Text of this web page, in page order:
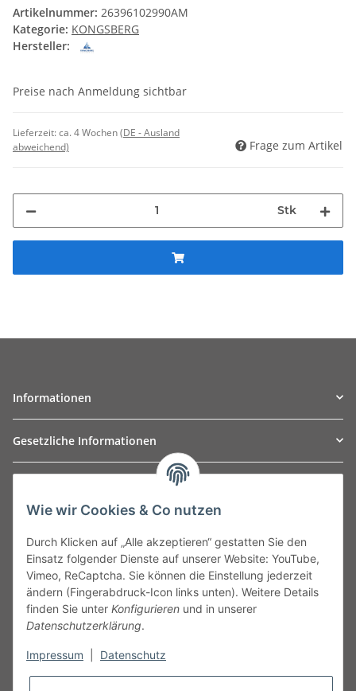
Artikelnummer: 26396102990AM
Kategorie: KONGSBERG
Hersteller:
Preise nach Anmeldung sichtbar
Lieferzeit:ca. 4 Wochen(DE - Ausland
abweichend)
Frage zum Artikel
Stk
Informationen
Gesetzliche Informationen
Leibnizstraße 2a
Germany
Phone:+49 40 5287270
Fax:+49 40 5281050
Email:sales@tow-automotive.de
Wie wir Cookies & Co nutzen
Durch Klicken auf „Alle akzeptieren“ gestatten Sie den
Einsatz folgender Dienste auf unserer Website: YouTube,
Vimeo, ReCaptcha. Sie können die Einstellung jederzeit
ändern (Fingerabdruck-Icon links unten). Weitere Details
finden Sie unter Konfigurieren und in unserer
Datenschutzerklärung.
Impressum Datenschutz